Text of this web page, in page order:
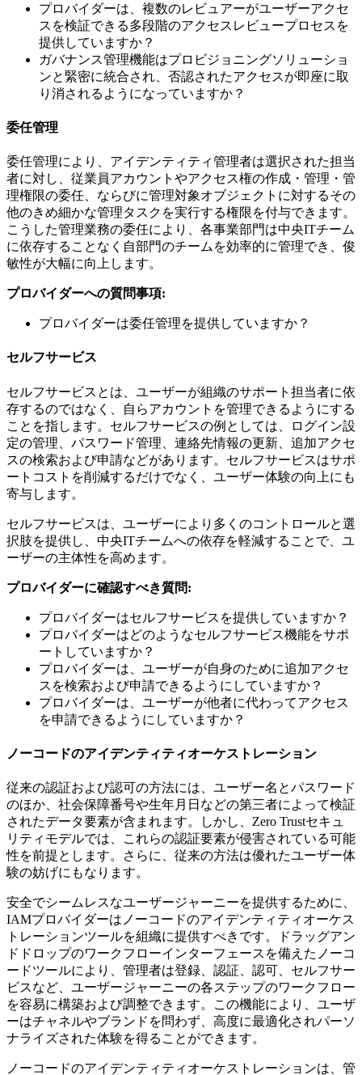
プロバイダーは、複数のレビュアーがユーザーアクセ
スを検証できる多段階のアクセスレビュープロセスを
提供していますか？
ガバナンス管理機能はプロビジョニングソリューショ
ンと緊密に統合され、否認されたアクセスが即座に取
り消されるようになっていますか？
委任管理
委任管理により、アイデンティティ管理者は選択された担当
者に対し、従業員アカウントやアクセス権の作成・管理・管
理権限の委任、ならびに管理対象オブジェクトに対するその
他のきめ細かな管理タスクを実行する権限を付与できます。
こうした管理業務の委任により、各事業部門は中央ITチーム
に依存することなく自部門のチームを効率的に管理でき、俊
敏性が大幅に向上します。
プロバイダーへの質問事項:
プロバイダーは委任管理を提供していますか？
セルフサービス
セルフサービスとは、ユーザーが組織のサポート担当者に依
存するのではなく、自らアカウントを管理できるようにする
ことを指します。セルフサービスの例としては、ログイン設
定の管理、パスワード管理、連絡先情報の更新、追加アクセ
スの検索および申請などがあります。セルフサービスはサポ
ートコストを削減するだけでなく、ユーザー体験の向上にも
寄与します。
セルフサービスは、ユーザーにより多くのコントロールと選
択肢を提供し、中央ITチームへの依存を軽減することで、ユ
ーザーの主体性を高めます。
プロバイダーに確認すべき質問:
プロバイダーはセルフサービスを提供していますか？
プロバイダーはどのようなセルフサービス機能をサポ
ートしていますか？
プロバイダーは、ユーザーが自身のために追加アクセ
スを検索および申請できるようにしていますか？
プロバイダーは、ユーザーが他者に代わってアクセス
を申請できるようにしていますか？
ノーコードのアイデンティティオーケストレーション
従来の認証および認可の方法には、ユーザー名とパスワード
のほか、社会保障番号や生年月日などの第三者によって検証
されたデータ要素が含まれます。しかし、Zero Trustセキュ
リティモデルでは、これらの認証要素が侵害されている可能
性を前提とします。さらに、従来の方法は優れたユーザー体
験の妨げにもなります。
安全でシームレスなユーザージャーニーを提供するために、
IAMプロバイダーはノーコードのアイデンティティオーケス
トレーションツールを組織に提供すべきです。ドラッグアン
ドドロップのワークフローインターフェースを備えたノーコ
ードツールにより、管理者は登録、認証、認可、セルフサー
ビスなど、ユーザージャーニーの各ステップのワークフロー
を容易に構築および調整できます。この機能により、ユーザ
ーはチャネルやブランドを問わず、高度に最適化されパーソ
ナライズされた体験を得ることができます。
ノーコードのアイデンティティオーケストレーションは、管